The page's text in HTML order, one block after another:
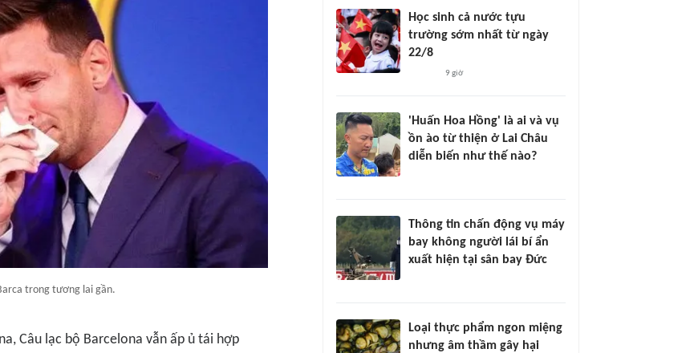
trong tương lai gần.
Câu lạc bộ Barcelona vẫn ấp ủ tái hợp
Học sinh cả nước tựu
trường sớm nhất từ ngày
22/8
9 giờ
'Huấn Hoa Hồng' là ai và vụ
ồn ào từ thiện ở Lai Châu
diễn biến như thế nào?
Thông tin chấn động vụ máy
bay không người lái bí ẩn
xuất hiện tại sân bay Đức
Loại thực phẩm ngon miệng
nhưng âm thầm gây hại